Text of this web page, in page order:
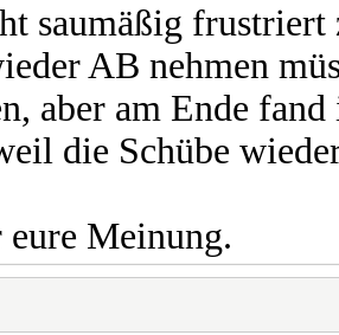
saumäßig
AB nehmen
aber am Ende
die Schübe
Meinung.